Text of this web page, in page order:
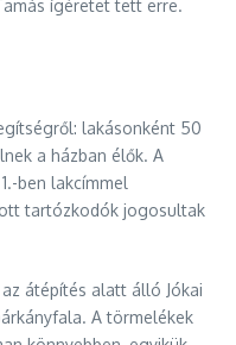
ígéretet tett erre.
lakásonként 50
a házban élők. A
ben lakcímmel
tartózkodók jogosultak
átépítés alatt álló Jókai
A törmelékek